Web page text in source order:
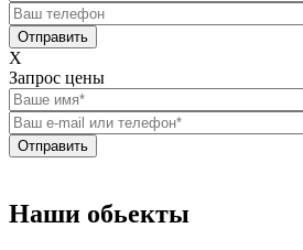
Отправить
X
Запрос цены
Отправить
Наши обьекты